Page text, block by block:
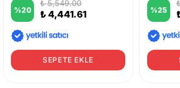
%20
₺ 5,549.00
₺ 4,441.61
SEPETE EKLE
%25